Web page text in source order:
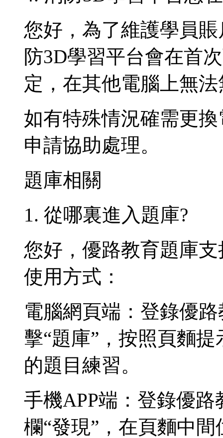
您好，為了維護學員
防3D學習平台會在首
定，在其他電腦上無
如有特殊情況確需更
申請協助處理。
題庫相關
1. 從哪裏進入題庫?
您好，優路教育題庫
使用方式：
電腦網頁端：登錄優
擊“題庫”，按照頁麵
的題目練習。
手機APP端：登錄優
欄“發現”，在頁麵中